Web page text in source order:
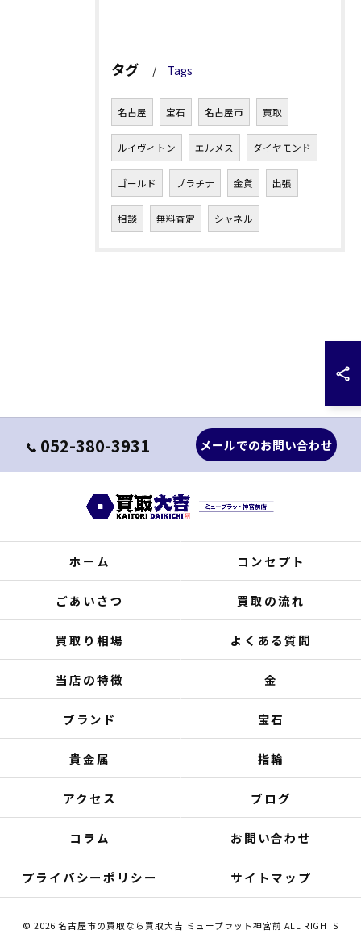
タグ Tags
名古屋 宝石 名古屋市 買取
ルイヴィトン エルメス ダイヤモンド
ゴールド プラチナ 金貨 出張
相談 無料査定 シャネル
052-380-3931 メールでのお問い合わせ
ホーム コンセプト
ごあいさつ 買取の流れ
買取り相場 よくある質問
当店の特徴 金
ブランド 宝石
貴金属 指輪
アクセス ブログ
コラム お問い合わせ
プライバシーポリシー サイトマップ
© 2026 名古屋市の買取なら買取大吉 ミュープラット神宮前 ALL RIGHTS